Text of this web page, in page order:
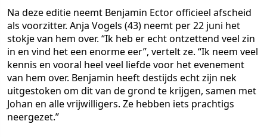
Na deze editie neemt Benjamin Ector officieel afscheid
als voorzitter. Anja Vogels (43) neemt per 22 juni het
stokje van hem over. “Ik heb er echt ontzettend veel zin
in en vind het een enorme eer”, vertelt ze. “Ik neem veel
kennis en vooral heel veel liefde voor het evenement
van hem over. Benjamin heeft destijds echt zijn nek
uitgestoken om dit van de grond te krijgen, samen met
Johan en alle vrijwilligers. Ze hebben iets prachtigs
neergezet.”